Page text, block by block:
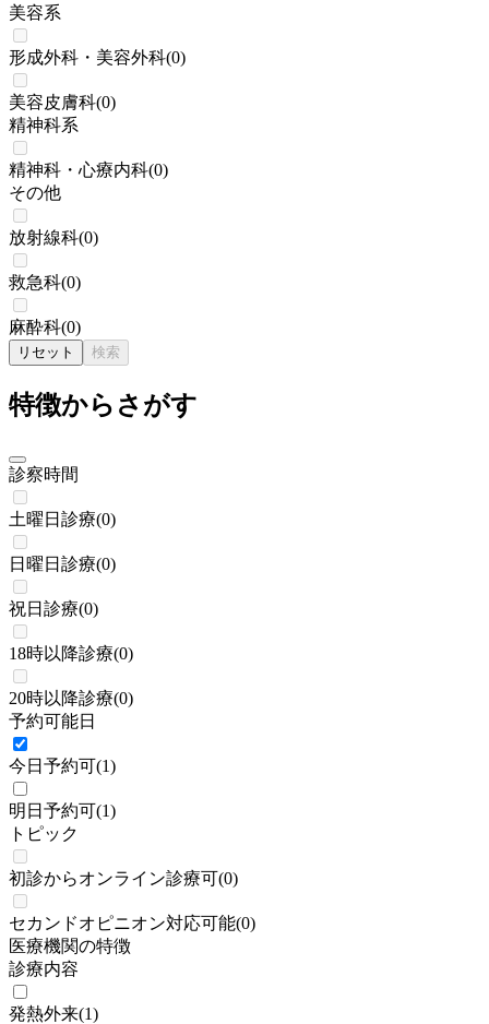
美容系
形成外科・美容外科(0)
美容皮膚科(0)
精神科系
精神科・心療内科(0)
その他
放射線科(0)
救急科(0)
麻酔科(0)
リセット 検索
特徴からさがす
診察時間
土曜日診療(0)
日曜日診療(0)
祝日診療(0)
18時以降診療(0)
20時以降診療(0)
予約可能日
今日予約可(1)
明日予約可(1)
トピック
初診からオンライン診療可(0)
セカンドオピニオン対応可能(0)
医療機関の特徴
診療内容
発熱外来(1)